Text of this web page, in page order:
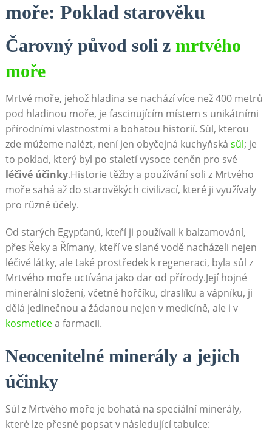
moře: Poklad starověku
Čarovný​ původ soli z mrtvého
moře
Mrtvé moře, jehož ⁣hladina se nachází více než⁣ 400 metrů‌
pod hladinou moře, je fascinujícím místem s ⁣unikátními
přírodními vlastnostmi‍ a bohatou ​historií. Sůl, kterou
zde můžeme nalézt, není jen⁤ obyčejná kuchyňská⁣ sůl;‌ je
to poklad, který byl po staletí vysoce ceněn pro své ⁣
léčivé ‍účinky.Historie těžby a ‍používání soli z Mrtvého
moře sahá ‌až do starověkých civilizací, které ji využívaly
pro různé účely.
Od starých ⁤Egypťanů,⁢ kteří ji používali k balzamování,
přes ‌Řeky a Římany, kteří ⁣ve slané vodě nacházeli‍ nejen
léčivé ⁢látky, ale také prostředek k regeneraci, byla ⁣sůl z
Mrtvého moře uctívána jako dar od⁢ přírody.Její ⁢hojné‌
minerální složení, včetně hořčíku, draslíku a vápníku, ji
dělá jedinečnou a žádanou⁢ nejen⁤ v medicíně, ale ​i v
kosmeticea farmacii.
Neocenitelné minerály a jejich
účinky
Sůl z‌ Mrtvého moře je⁣ bohatá⁢ na⁤ speciální minerály,
⁣které lze přesně⁢ popsat v ‍následující tabulce: